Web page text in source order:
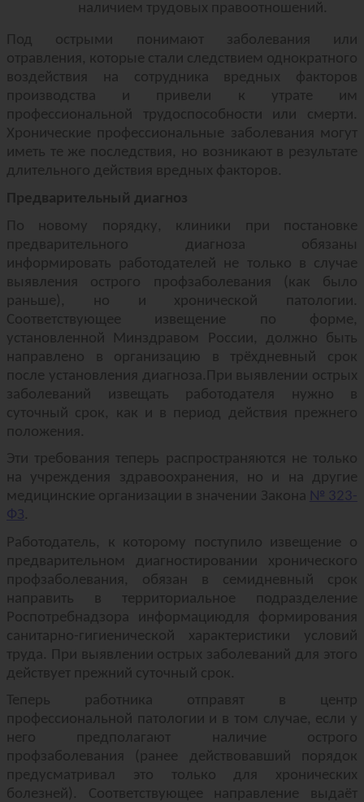
наличием трудовых правоотношений.
Под острыми понимают заболевания или
отравления, которые стали следствием однократного
воздействия на сотрудника вредных факторов
производства и привели к утрате им
профессиональной трудоспособности или смерти.
Хронические профессиональные заболевания могут
иметь те же последствия, но возникают в результате
длительного действия вредных факторов.
Предварительный диагноз
По новому порядку, клиники при постановке
предварительного диагноза обязаны
информировать работодателей не только в случае
выявления острого профзаболевания (как было
раньше), но и хронической патологии.
Соответствующее извещение по форме,
установленной Минздравом России, должно быть
направлено в организацию в трёхдневный срок
после установления диагноза.При выявлении острых
заболеваний извещать работодателя нужно в
суточный срок, как и в период действия прежнего
положения.
Эти требования теперь распространяются не только
на учреждения здравоохранения, но и на другие
медицинские организации в значении Закона № 323-
ФЗ.
Работодатель, к которому поступило извещение о
предварительном диагностировании хронического
профзаболевания, обязан в семидневный срок
направить в территориальное подразделение
Роспотребнадзора информациюдля формирования
санитарно-гигиенической характеристики условий
труда. При выявлении острых заболеваний для этого
действует прежний суточный срок.
Теперь работника отправят в центр
профессиональной патологии и в том случае, если у
него предполагают наличие острого
профзаболевания (ранее действовавший порядок
предусматривал это только для хронических
болезней). Соответствующее направление выдаёт